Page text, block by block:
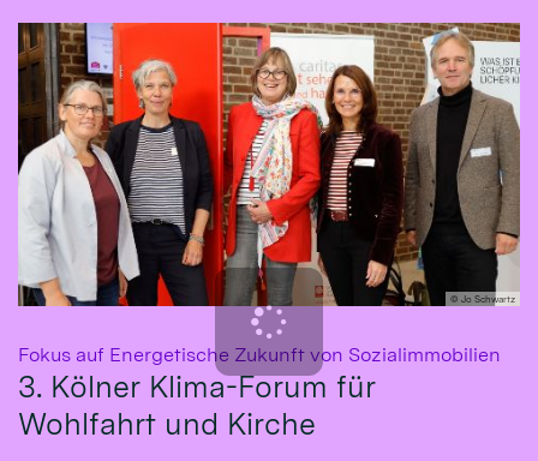
© Jo Schwartz
Fokus auf Energetische Zukunft von Sozialimmobilien
3. Kölner Klima-Forum für
Wohlfahrt und Kirche